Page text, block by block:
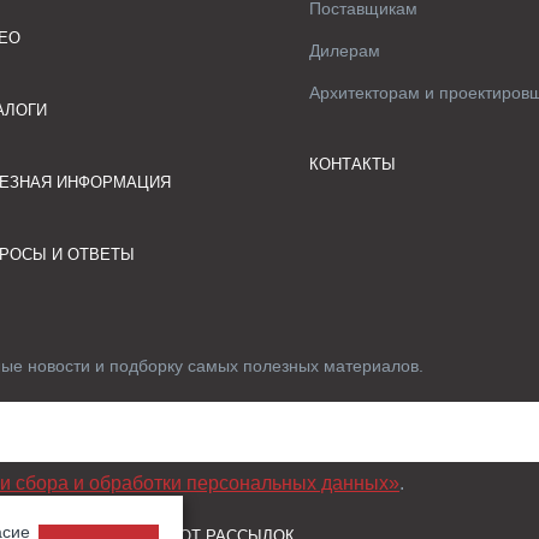
ИНФОРМАЦИЯ
И ОТВЕТЫ
Поставщикам
Дилерам
Архитекторам и
КОНТАКТЫ
новости и подборку самых полезных материалов.
сбора и обработки персональных данных».